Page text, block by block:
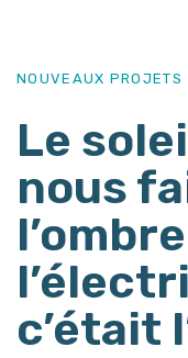
NOUVEAUX PROJETS
Le
nous
c’était